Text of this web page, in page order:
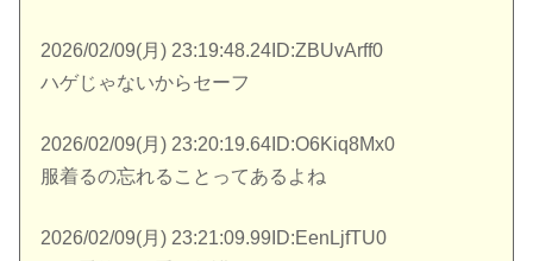
2026/02/09(月) 23:19:48.24ID:ZBUvArff0
ハゲじゃないからセーフ
2026/02/09(月) 23:20:19.64ID:O6Kiq8Mx0
服着るの忘れることってあるよね
2026/02/09(月) 23:21:09.99ID:EenLjfTU0